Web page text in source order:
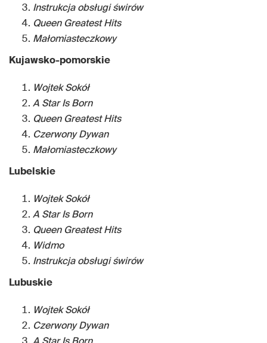
Instrukcja obsługi świrów
Queen Greatest Hits
Małomiasteczkowy
Kujawsko-pomorskie
Wojtek Sokół
A Star Is Born
Queen Greatest Hits
Czerwony Dywan
Małomiasteczkowy
Lubelskie
Wojtek Sokół
A Star Is Born
Queen Greatest Hits
Widmo
Instrukcja obsługi świrów
Lubuskie
Wojtek Sokół
Czerwony Dywan